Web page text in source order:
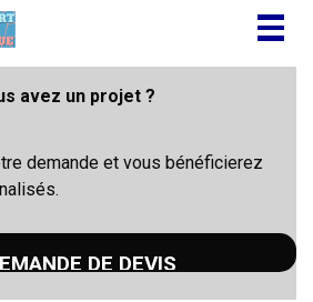
avez un projet ?
demande et vous bénéficierez
DE DEVIS